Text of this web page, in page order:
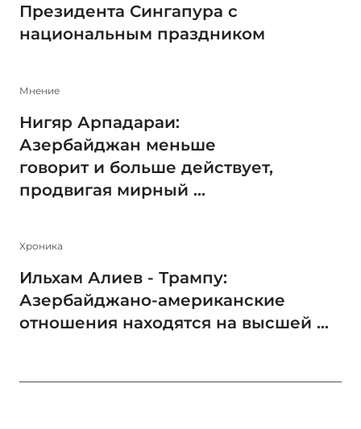
Президента Сингапура с
национальным праздником
Мнение
Нигяр Арпадараи:
Азербайджан меньше
говорит и больше действует,
продвигая мирный ...
Xроника
Ильхам Алиев - Трампу:
Азербайджано-американские
отношения находятся на высшей ...